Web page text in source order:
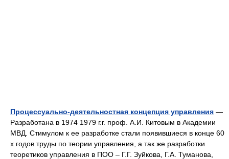
Процессуально-деятельностная концепция управления —
Разработана в 1974 1979 г.г. проф. А.И. Китовым в Академии
МВД. Стимулом к ее разработке стали появившиеся в конце 60
х годов труды по теории управления, а так же разработки
теоретиков управления в ПОО – Г.Г. Зуйкова, Г.А. Туманова,